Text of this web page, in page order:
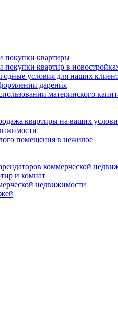
покупки квартиры
покупки квартир в
условия для наших
дарения
материнского
квартиры на ваших
помещения в нежилое
коммерческой
и комнат
недвижимости